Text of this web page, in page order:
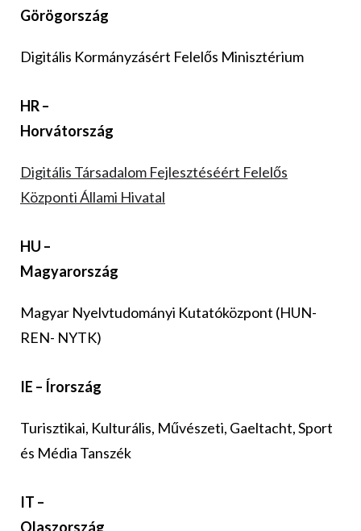
Görögország
Digitális Kormányzásért Felelős Minisztérium
HR –
Horvátország
Digitális Társadalom Fejlesztéséért Felelős
Központi Állami Hivatal
HU –
Magyarország
Magyar Nyelvtudományi Kutatóközpont (HUN-
REN- NYTK)
IE – Írország
Turisztikai, Kulturális, Művészeti, Gaeltacht, Sport
és Média Tanszék
IT –
Olaszország